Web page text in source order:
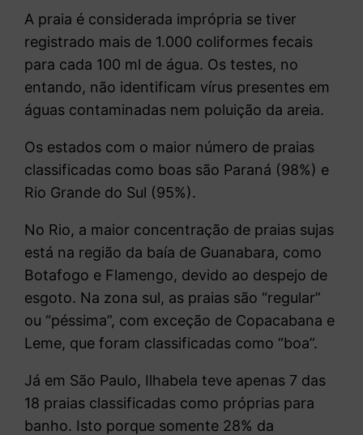
A praia é considerada imprópria se tiver
registrado mais de 1.000 coliformes fecais
para cada 100 ml de água. Os testes, no
entando, não identificam vírus presentes em
águas contaminadas nem poluição da areia.
Os estados com o maior número de praias
classificadas como boas são Paraná (98%) e
Rio Grande do Sul (95%).
No Rio, a maior concentração de praias sujas
está na região da baía de Guanabara, como
Botafogo e Flamengo, devido ao despejo de
esgoto. Na zona sul, as praias são “regular”
ou “péssima”, com exceção de Copacabana e
Leme, que foram classificadas como “boa”.
Já em São Paulo, Ilhabela teve apenas 7 das
18 praias classificadas como próprias para
banho. Isto porque somente 28% da